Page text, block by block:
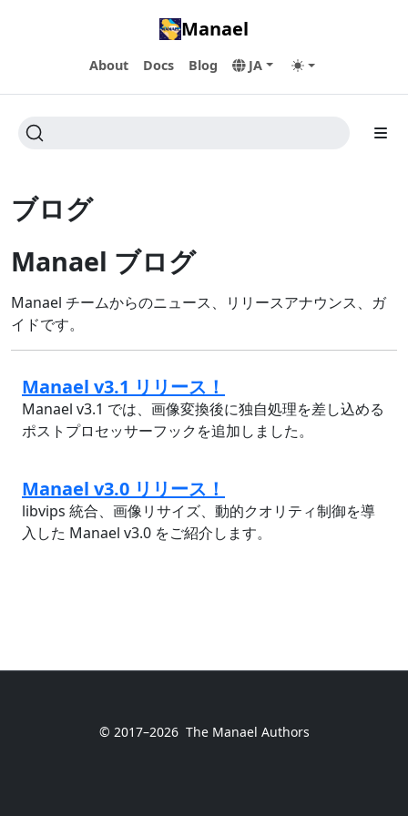
Manael
About Docs Blog JA
ブログ
Manael ブログ
Manael チームからのニュース、リリースアナウンス、ガ
イドです。
Manael v3.1 リリース！
Manael v3.1 では、画像変換後に独自処理を差し込める
ポストプロセッサーフックを追加しました。
Manael v3.0 リリース！
libvips 統合、画像リサイズ、動的クオリティ制御を導
入した Manael v3.0 をご紹介します。
© 2017–2026 The Manael Authors